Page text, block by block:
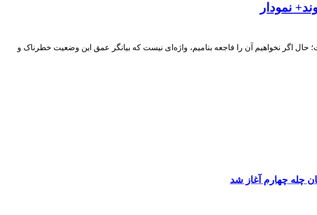
نمودار
اگر نخواهیم آن را فاجعه بنامیم، واژه‌ای نیست که بیانگر عمق این وضعیت خطرناک و
چله چهارم آغاز شد